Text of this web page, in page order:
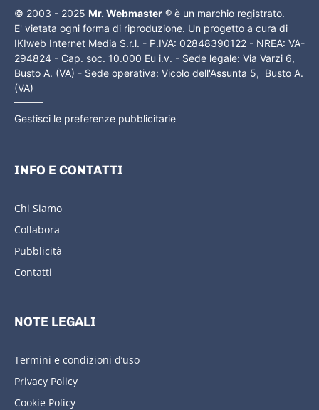
© 2003 - 2025 Mr. Webmaster ® è un marchio registrato.
E' vietata ogni forma di riproduzione. Un progetto a cura di
IKIweb Internet Media S.r.l. - P.IVA: 02848390122 - NREA: VA-
294824 - Cap. soc. 10.000 Eu i.v. - Sede legale: Via Varzi 6,
Busto A. (VA) - Sede operativa: Vicolo dell'Assunta 5, Busto A.
(VA)
Gestisci le preferenze pubblicitarie
INFO E CONTATTI
Chi Siamo
Collabora
Pubblicità
Contatti
NOTE LEGALI
Termini e condizioni d’uso
Privacy Policy
Cookie Policy